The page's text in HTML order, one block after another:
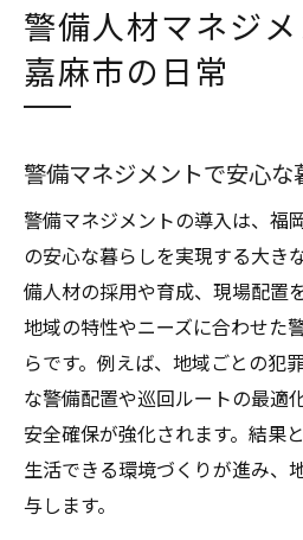
警備人材マネジ
嘉麻市の日常
警備マネジメントで安心な
警備マネジメントの導入は、福
の安心な暮らしを実現する大き
備人材の採用や育成、現場配置
地域の特性やニーズに合わせた
らです。例えば、地域ごとの犯
な警備配置や巡回ルートの最適
安全確保が強化されます。結果
生活できる環境づくりが進み、
与します。